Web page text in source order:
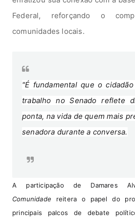
Federal, reforçando o
comunidades locais.
"É fundamental que o
trabalho no Senado reflete
ponta, na vida de quem mais
senadora durante a conversa.
A participação de Damares
Comunidade reitera o papel do
principais palcos de debate